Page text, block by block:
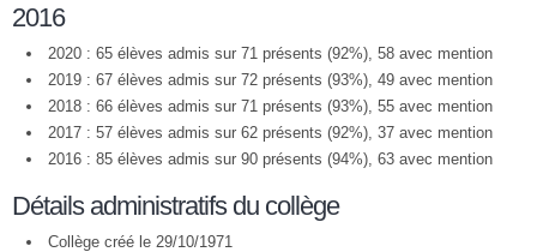
2016
2020 : 65 élèves admis sur 71 présents (92%), 58 avec mention
2019 : 67 élèves admis sur 72 présents (93%), 49 avec mention
2018 : 66 élèves admis sur 71 présents (93%), 55 avec mention
2017 : 57 élèves admis sur 62 présents (92%), 37 avec mention
2016 : 85 élèves admis sur 90 présents (94%), 63 avec mention
Détails administratifs du collège
Collège créé le 29/10/1971